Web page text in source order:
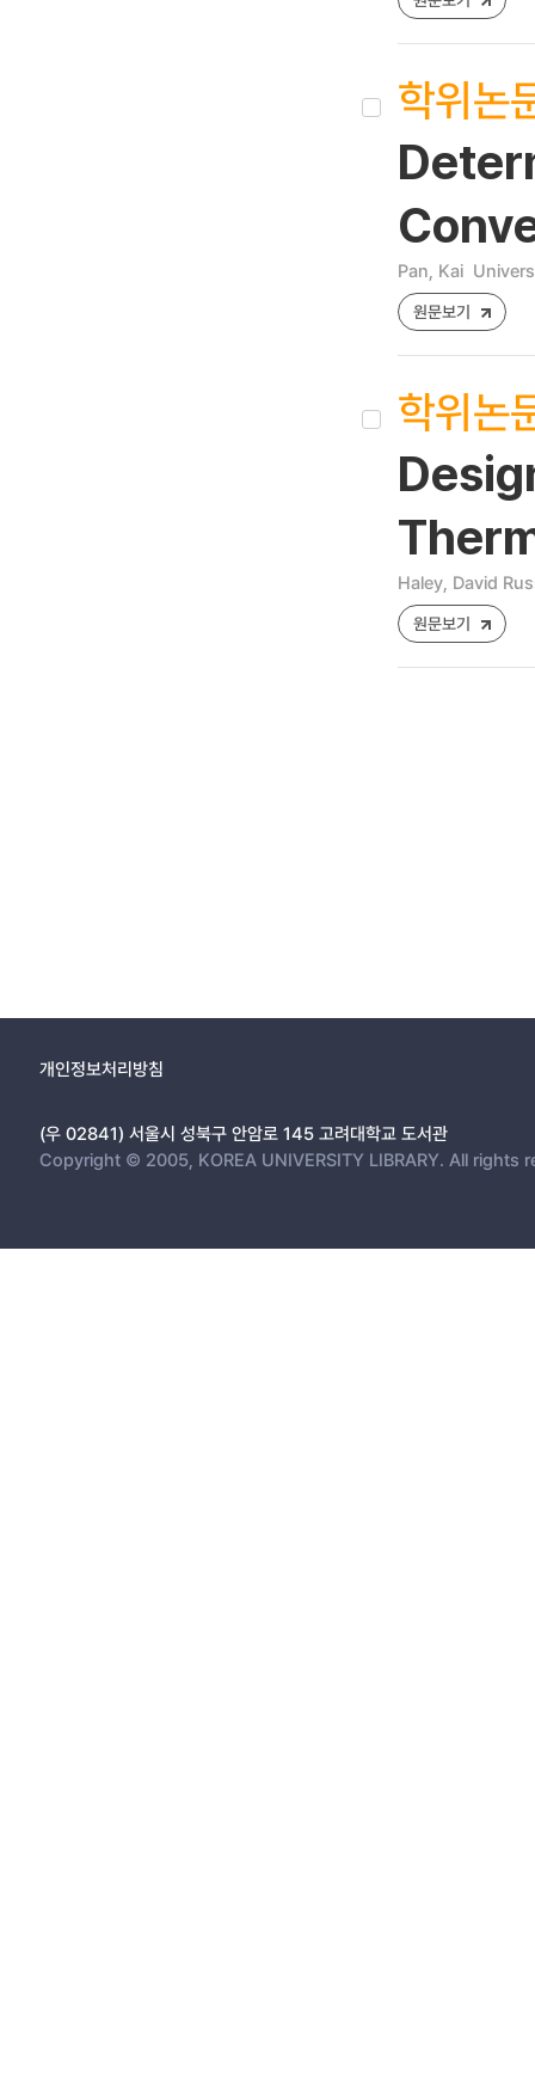
학위논
Pan, Kai
원문보기
학위논
Haley, David
원문보기
개인정보처리방침
(우 02841) 서울시 성북구 안암로 145 고려대학교 도서관
Copyright © 2005, KOREA UNIVERSITY LIBRARY. All rights